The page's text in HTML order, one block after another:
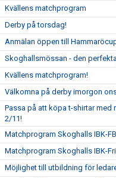
Kvällens matchprogram
Derby på torsdag!
Anmälan öppen till
Skoghallsmössan - den
Kvällens matchprogram!
Välkomna på derby imorgon
Passa på att köpa t-shirtar med
2/11!
Matchprogram Skoghalls IBK-
Matchprogram Skoghalls IBK-
Möjlighet till utbildning för